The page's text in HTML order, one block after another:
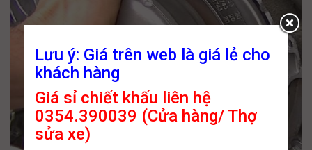
Lưu ý: Giá trên web là giá lẻ cho
khách hàng
Giá sỉ chiết khấu liên hệ
0354.390039 (Cửa hàng/ Thợ
sửa xe)